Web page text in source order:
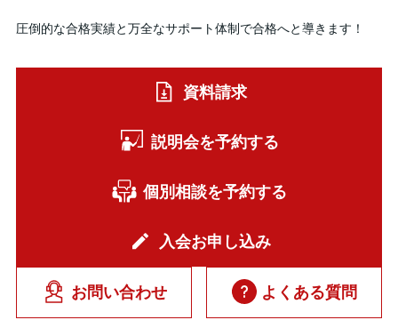
圧倒的な合格実績と万全なサポート体制で合格へと導きます！
資料請求
説明会を予約する
個別相談を予約する
入会お申し込み
お問い合わせ よくある質問